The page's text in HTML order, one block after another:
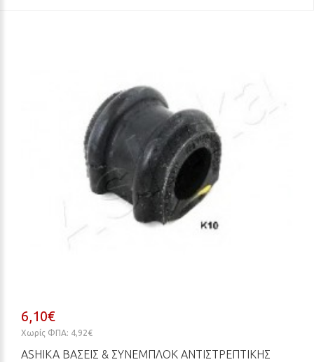
6,10€
Χωρίς ΦΠΑ: 4,92€
ASHIKA ΒΆΣΕΙΣ & ΣΥΝΕΜΠΛΌΚ ΑΝΤΙΣΤΡΕΠΤΙΚΉΣ